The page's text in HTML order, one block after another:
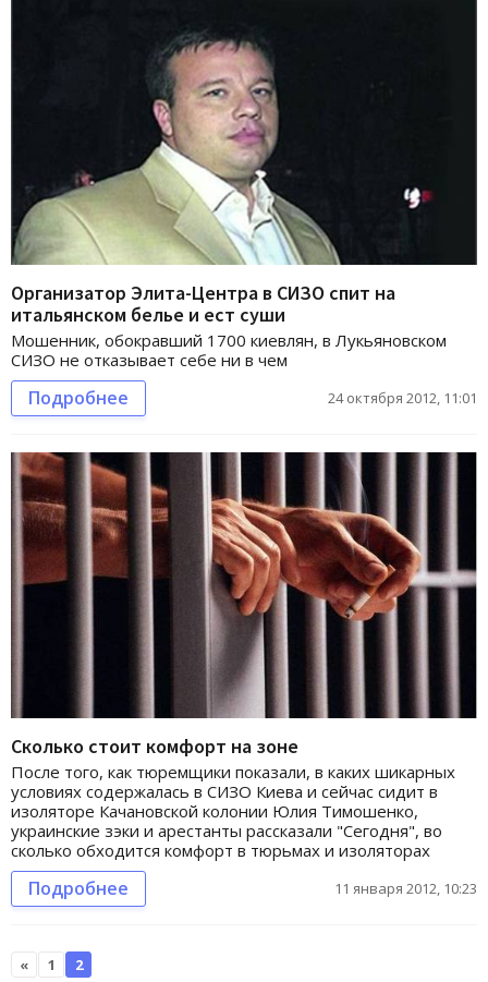
Организатор Элита-Центра в СИЗО спит на
итальянском белье и ест суши
Мошенник, обокравший 1700 киевлян, в Лукьяновском
СИЗО не отказывает себе ни в чем
Подробнее 24 октября 2012, 11:01
Сколько стоит комфорт на зоне
После того, как тюремщики показали, в каких шикарных
условиях содержалась в СИЗО Киева и сейчас сидит в
изоляторе Качановской колонии Юлия Тимошенко,
украинские зэки и арестанты рассказали "Сегодня", во
сколько обходится комфорт в тюрьмах и изоляторах
Подробнее 11 января 2012, 10:23
« 1 2